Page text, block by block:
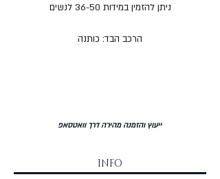
ניתן להזמין במידות 36-50 לנשים
הרכב הבד: כותנה
ייעוץ והזמנה מהירה דרך וואטסאפ
INFO